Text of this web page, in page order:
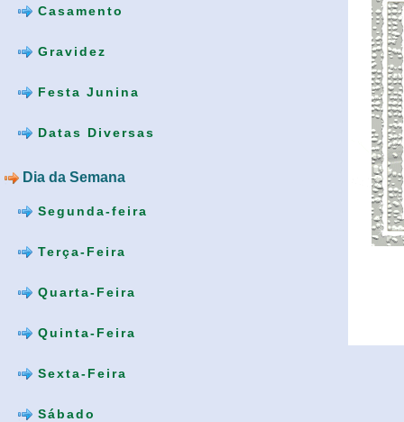
Casamento
Gravidez
Festa Junina
Datas Diversas
Dia da Semana
Segunda-feira
Terça-Feira
Quarta-Feira
Quinta-Feira
Sexta-Feira
Sábado